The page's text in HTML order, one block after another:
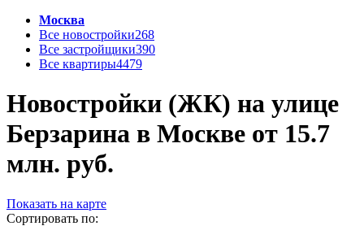
Москва
Все новостройки268
Все застройщики390
Все квартиры4479
Новостройки (ЖК) на улице
Берзарина в Москве от 15.7
млн. руб.
Показать на карте
Сортировать по: